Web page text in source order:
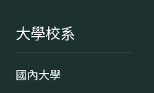
大學校系
國內大學